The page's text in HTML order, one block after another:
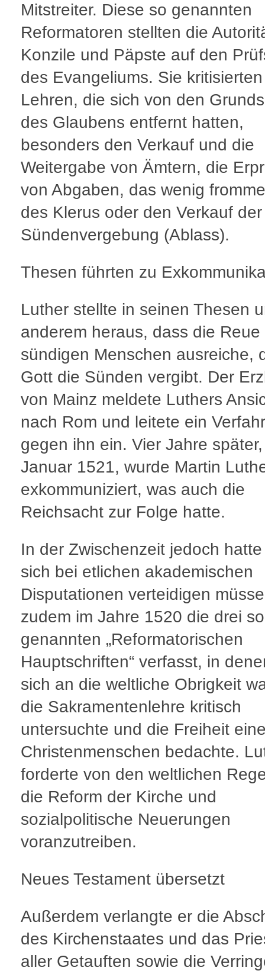
Mitstreiter. Diese so genannten
Reformatoren stellten die
Konzile und Päpste auf den
des Evangeliums. Sie
Lehren, die sich von den
des Glaubens entfernt hatten,
besonders den Verkauf und die
Weitergabe von Ämtern, die
von Abgaben, das wenig
des Klerus oder den Verkauf der
Sündenvergebung (Ablass).
Thesen führten zu
Luther stellte in seinen Thesen
anderem heraus, dass die Reue
sündigen Menschen ausreiche,
Gott die Sünden vergibt. Der
von Mainz meldete Luthers
nach Rom und leitete ein
gegen ihn ein. Vier Jahre
Januar 1521, wurde Martin
exkommuniziert, was auch die
Reichsacht zur Folge hatte.
In der Zwischenzeit jedoch
sich bei etlichen akademischen
Disputationen verteidigen
zudem im Jahre 1520 die drei so
genannten „Reformatorischen
Hauptschriften“ verfasst, in
sich an die weltliche Obrigkeit
die Sakramentenlehre kritisch
untersuchte und die Freiheit
Christenmenschen bedachte.
forderte von den weltlichen
die Reform der Kirche und
sozialpolitische Neuerungen
voranzutreiben.
Neues Testament übersetzt
Außerdem verlangte er die
des Kirchenstaates und das
aller Getauften sowie die